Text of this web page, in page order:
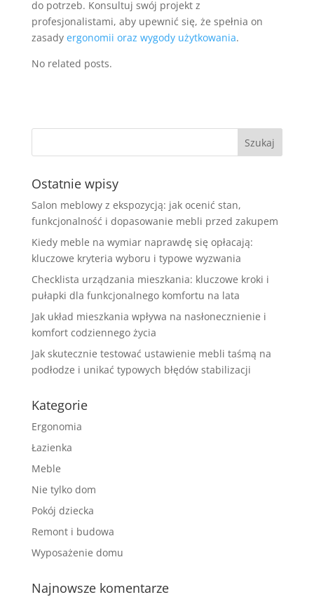
do potrzeb. Konsultuj swój projekt z
profesjonalistami, aby upewnić się, że spełnia on
zasady ergonomii oraz wygody użytkowania.
No related posts.
Ostatnie wpisy
Salon meblowy z ekspozycją: jak ocenić stan,
funkcjonalność i dopasowanie mebli przed zakupem
Kiedy meble na wymiar naprawdę się opłacają:
kluczowe kryteria wyboru i typowe wyzwania
Checklista urządzania mieszkania: kluczowe kroki i
pułapki dla funkcjonalnego komfortu na lata
Jak układ mieszkania wpływa na nasłonecznienie i
komfort codziennego życia
Jak skutecznie testować ustawienie mebli taśmą na
podłodze i unikać typowych błędów stabilizacji
Kategorie
Ergonomia
Łazienka
Meble
Nie tylko dom
Pokój dziecka
Remont i budowa
Wyposażenie domu
Najnowsze komentarze